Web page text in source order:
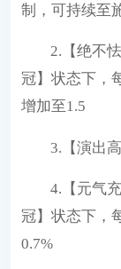
制，可持续至
2.【绝不
冠】状态下，
增加至1.5
3.【演出
4.【元气
冠】状态下，
0.7%